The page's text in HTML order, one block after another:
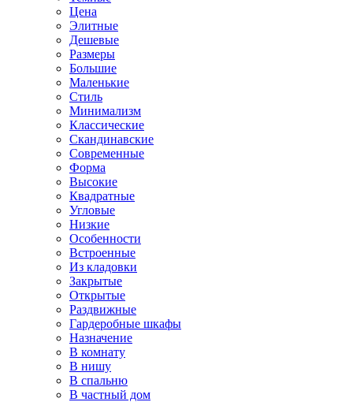
Цена
Элитные
Дешевые
Размеры
Большие
Маленькие
Стиль
Минимализм
Классические
Скандинавские
Современные
Форма
Высокие
Квадратные
Угловые
Низкие
Особенности
Встроенные
Из кладовки
Закрытые
Открытые
Раздвижные
Гардеробные шкафы
Назначение
В комнату
В нишу
В спальню
В частный дом